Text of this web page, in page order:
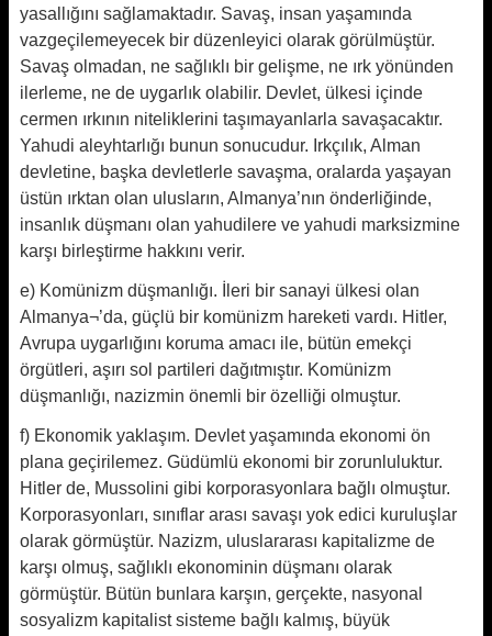
yasallığını sağlamaktadır. Savaş, insan yaşamında
vazgeçilemeyecek bir düzenleyici olarak görülmüştür.
Savaş olmadan, ne sağlıklı bir gelişme, ne ırk yönünden
ilerleme, ne de uygarlık olabilir. Devlet, ülkesi içinde
cermen ırkının niteliklerini taşımayanlarla savaşacaktır.
Yahudi aleyhtarlığı bunun sonucudur. Irkçılık, Alman
devletine, başka devletlerle savaşma, oralarda yaşayan
üstün ırktan olan ulusların, Almanya’nın önderliğinde,
insanlık düşmanı olan yahudilere ve yahudi marksizmine
karşı birleştirme hakkını verir.
e) Komünizm düşmanlığı. İleri bir sanayi ülkesi olan
Almanya¬’da, güçlü bir komünizm hareketi vardı. Hitler,
Avrupa uygarlığını koruma amacı ile, bütün emekçi
örgütleri, aşırı sol partileri dağıtmıştır. Komünizm
düşmanlığı, nazizmin önemli bir özelliği olmuştur.
f) Ekonomik yaklaşım. Devlet yaşamında ekonomi ön
plana geçirilemez. Güdümlü ekonomi bir zorunluluktur.
Hitler de, Mussolini gibi korporasyonlara bağlı olmuştur.
Korporasyonları, sınıflar arası savaşı yok edici kuruluşlar
olarak görmüştür. Nazizm, uluslararası kapitalizme de
karşı olmuş, sağlıklı ekonominin düşmanı olarak
görmüştür. Bütün bunlara karşın, gerçekte, nasyonal
sosyalizm kapitalist sisteme bağlı kalmış, büyük